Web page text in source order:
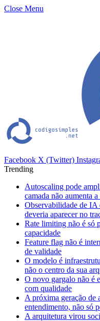
Close Menu
Facebook X (Twitter)
Trending
Autoscaling pode
camada não aumenta
Observabilidade de IA
deveria aparecer no
Rate limiting não é só
capacidade
Feature flag não é
de validade
O modelo é
não o centro da sua
O novo gargalo não é
com qualidade
A próxima geração de
entendimento, não só
A arquitetura virou